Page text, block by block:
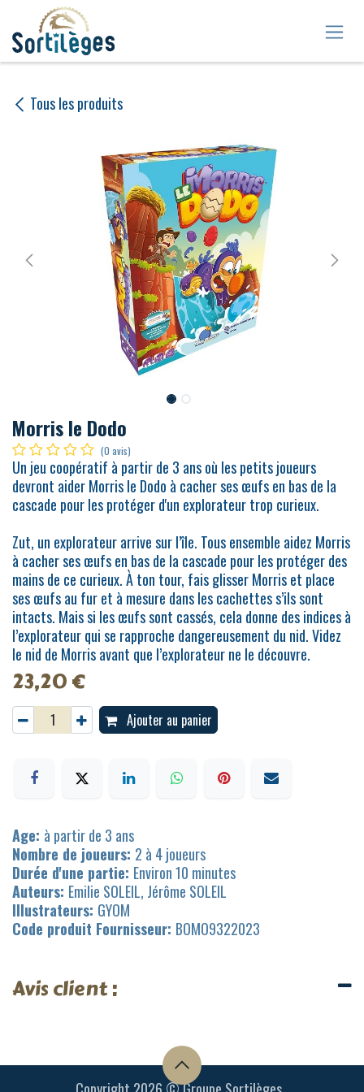
Se rendre au contenu
Tous les produits
Morris le Dodo
(0 avis)
Un jeu coopératif à partir de 3 ans où les petits joueurs
devront aider Morris le Dodo à cacher ses œufs en bas de la
cascade pour les protéger d'un explorateur trop curieux.
Zut, un explorateur arrive sur l’île. Tous ensemble aidez Morris
à cacher ses œufs en bas de la cascade pour les protéger des
mains de ce curieux. À ton tour, fais glisser Morris et place
ses œufs au fur et à mesure dans les cachettes s’ils sont
intacts. Mais si les œufs sont cassés, cela donne des indices à
l’explorateur qui se rapproche dangereusement du nid. Videz
le nid de Morris avant que l’explorateur ne le découvre.
23,20€
Ajouter au panier
Age: à partir de 3 ans
Nombre de joueurs: 2 à 4 joueurs
Durée d'une partie: Environ 10 minutes
Auteurs: Emilie SOLEIL, Jérôme SOLEIL
Illustrateurs: GYOM
Code produit Fournisseur: BOMO9322023
Avis client :